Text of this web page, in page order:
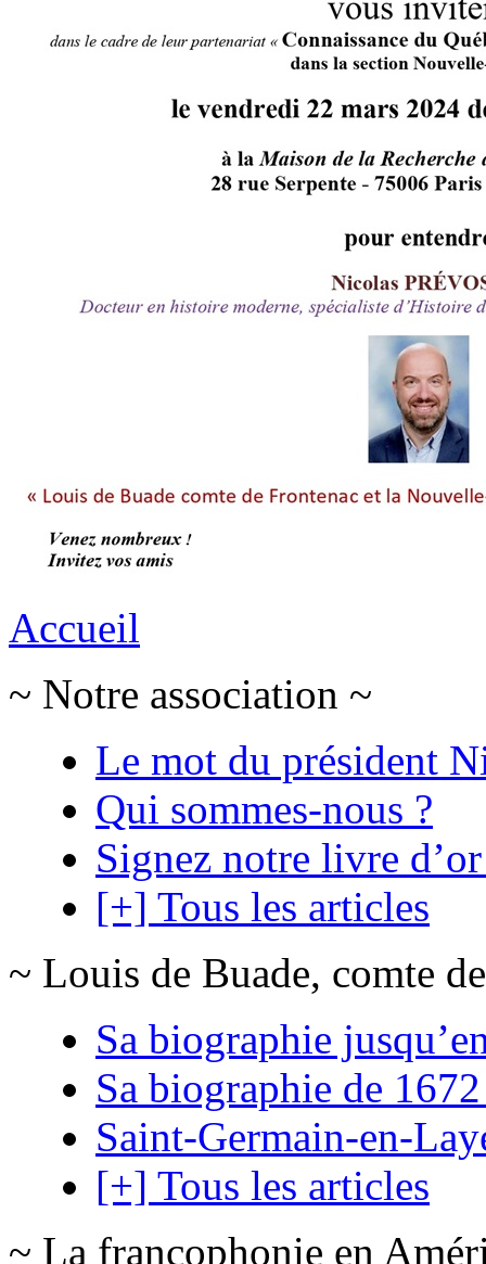
Accueil
~ Notre association ~
Le mot du président
Qui sommes-nous ?
Signez notre livre
[+] Tous les articles
~ Louis de Buade, comte
Sa biographie
Sa biographie de
Saint-Germain-en-
[+] Tous les articles
~ La francophonie en